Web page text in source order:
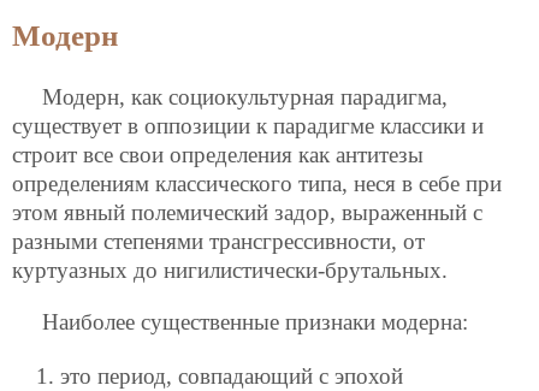
Модерн
Модерн, как социокультурная парадигма,
существует в оппозиции к парадигме классики и
строит все свои определения как антитезы
определениям классического типа, неся в себе при
этом явный полемический задор, выраженный с
разными степенями трансгрессивности, от
куртуазных до нигилистически-брутальных.
Наиболее существенные признаки модерна:
это период, совпадающий с эпохой